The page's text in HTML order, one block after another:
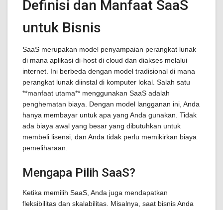
Definisi dan Manfaat SaaS
untuk Bisnis
SaaS merupakan model penyampaian perangkat lunak
di mana aplikasi di-host di cloud dan diakses melalui
internet. Ini berbeda dengan model tradisional di mana
perangkat lunak diinstal di komputer lokal. Salah satu
**manfaat utama** menggunakan SaaS adalah
penghematan biaya. Dengan model langganan ini, Anda
hanya membayar untuk apa yang Anda gunakan. Tidak
ada biaya awal yang besar yang dibutuhkan untuk
membeli lisensi, dan Anda tidak perlu memikirkan biaya
pemeliharaan.
Mengapa Pilih SaaS?
Ketika memilih SaaS, Anda juga mendapatkan
fleksibilitas dan skalabilitas. Misalnya, saat bisnis Anda